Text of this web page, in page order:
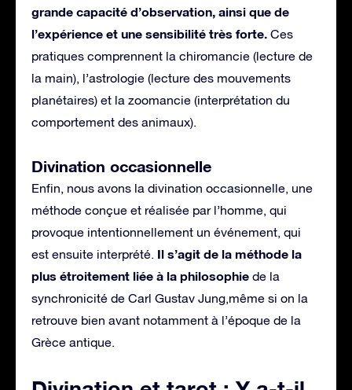
grande capacité d’observation, ainsi que de
l’expérience et une sensibilité très forte. Ces
pratiques comprennent la chiromancie (lecture de
la main), l’astrologie (lecture des mouvements
planétaires) et la zoomancie (interprétation du
comportement des animaux).
Divination occasionnelle
Enfin, nous avons la divination occasionnelle, une
méthode conçue et réalisée par l’homme, qui
provoque intentionnellement un événement, qui
est ensuite interprété. Il s’agit de la méthode la
plus étroitement liée à la philosophie de la
synchronicité de Carl Gustav Jung,même si on la
retrouve bien avant notamment à l’époque de la
Grèce antique.